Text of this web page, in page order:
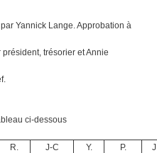
Yannick Lange. Approbation à
trésorier et Annie
ci-dessous
R.
J-C
Y.
P.